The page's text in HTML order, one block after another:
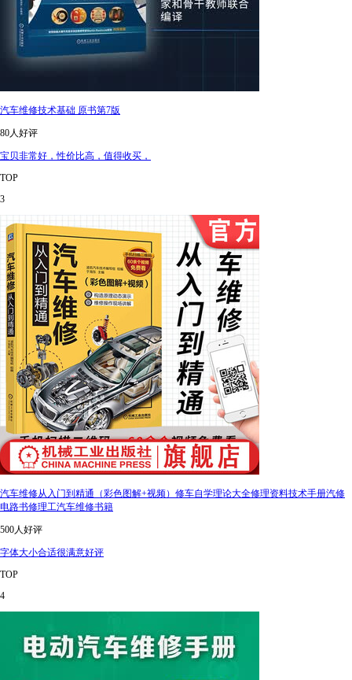
汽车维修技术基础 原书第7版
80人好评
宝贝非常好，性价比高，值得收买，
TOP
3
汽车维修从入门到精通（彩色图解+视频）修车自学理论大全修理资料技术手册汽修
电路书修理工汽车维修书籍
500人好评
字体大小合适很满意好评
TOP
4